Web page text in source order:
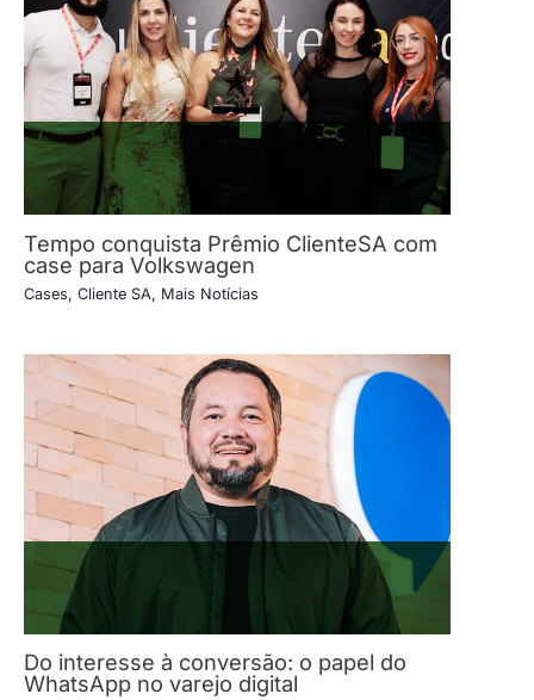
Tempo conquista Prêmio ClienteSA com
case para Volkswagen
Cases, Cliente SA, Mais Notícias
Do interesse à conversão: o papel do
WhatsApp no varejo digital